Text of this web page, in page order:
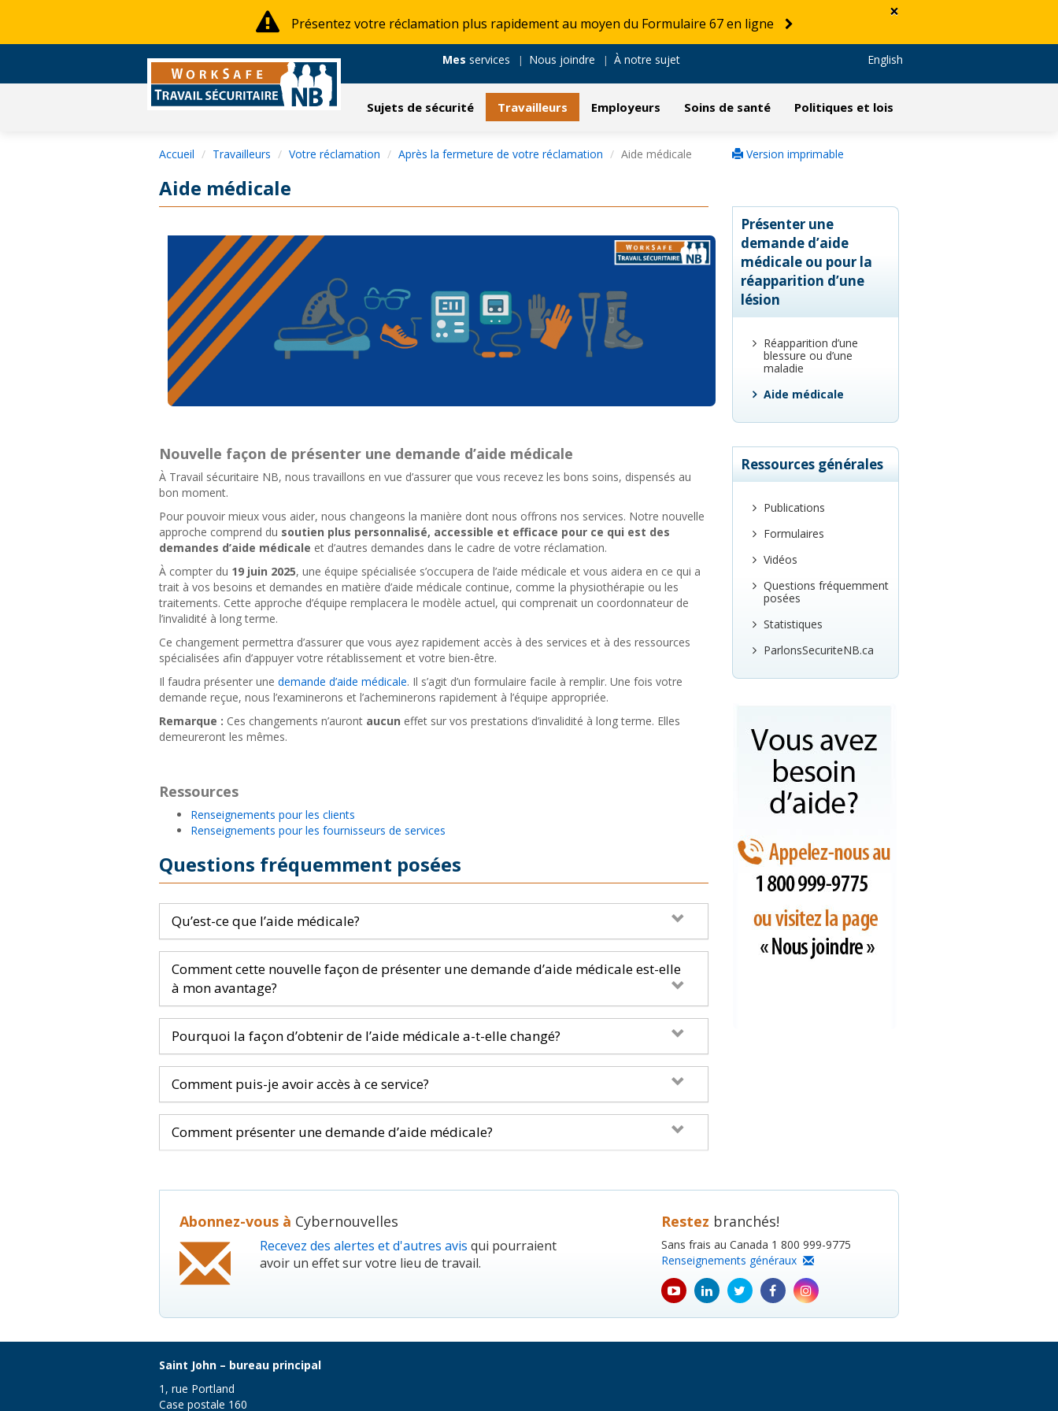
×
Présentez votre réclamation plus rapidement au moyen du Formulaire 67 en ligne
Mes services Nous joindre À notre sujet English
Sujets de sécurité Travailleurs Employeurs Soins de santé Politiques et lois
Accueil Travailleurs Votre réclamation Après la fermeture de votre réclamation Aide médicale Version imprimable
Aide médicale
Nouvelle façon de présenter une demande d’aide médicale
À Travail sécuritaire NB, nous travaillons en vue d’assurer que vous recevez les bons soins, dispensés au
bon moment.
Pour pouvoir mieux vous aider, nous changeons la manière dont nous offrons nos services. Notre nouvelle
approche comprend du soutien plus personnalisé, accessible et efficace pour ce qui est des
demandes d’aide médicale et d’autres demandes dans le cadre de votre réclamation.
À compter du 19 juin 2025, une équipe spécialisée s’occupera de l’aide médicale et vous aidera en ce qui a
trait à vos besoins et demandes en matière d’aide médicale continue, comme la physiothérapie ou les
traitements. Cette approche d’équipe remplacera le modèle actuel, qui comprenait un coordonnateur de
l’invalidité à long terme.
Ce changement permettra d’assurer que vous ayez rapidement accès à des services et à des ressources
spécialisées afin d’appuyer votre rétablissement et votre bien-être.
Il faudra présenter une demande d’aide médicale. Il s’agit d’un formulaire facile à remplir. Une fois votre
demande reçue, nous l’examinerons et l’acheminerons rapidement à l’équipe appropriée.
Remarque : Ces changements n’auront aucun effet sur vos prestations d’invalidité à long terme. Elles
demeureront les mêmes.
Ressources
Renseignements pour les clients
Renseignements pour les fournisseurs de services
Questions fréquemment posées
Qu’est-ce que l’aide médicale?
Comment cette nouvelle façon de présenter une demande d’aide médicale est-elle
à mon avantage?
Pourquoi la façon d’obtenir de l’aide médicale a-t-elle changé?
Comment puis-je avoir accès à ce service?
Comment présenter une demande d’aide médicale?
Présenter une
demande d’aide
médicale ou pour la
réapparition d’une
lésion
Réapparition d’une
blessure ou d’une
maladie
Aide médicale
Ressources générales
Publications
Formulaires
Vidéos
Questions fréquemment
posées
Statistiques
ParlonsSecuriteNB.ca
Abonnez-vous à Cybernouvelles
Recevez des alertes et d'autres avis qui pourraient
avoir un effet sur votre lieu de travail.
Restez branchés!
Sans frais au Canada 1 800 999-9775
Renseignements généraux
youtube
icon
Linkedin
icon
Twitter
icon
Facebook
icon
Instagram
icon
Saint John – bureau principal
1, rue Portland
Case postale 160